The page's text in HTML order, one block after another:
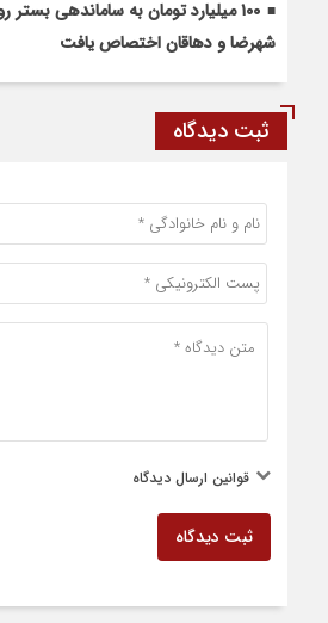
۱۰۰ میلیارد تومان به ساماندهی
شهرضا و دهاقان اختصاص یافت
ثبت دیدگاه
قوانین ارسال دیدگاه
ثبت دیدگاه